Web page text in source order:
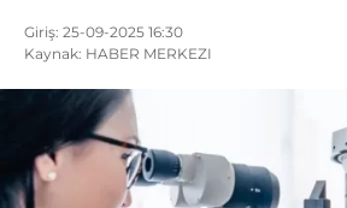
Giriş: 25-09-2025 16:30
Kaynak: HABER MERKEZI